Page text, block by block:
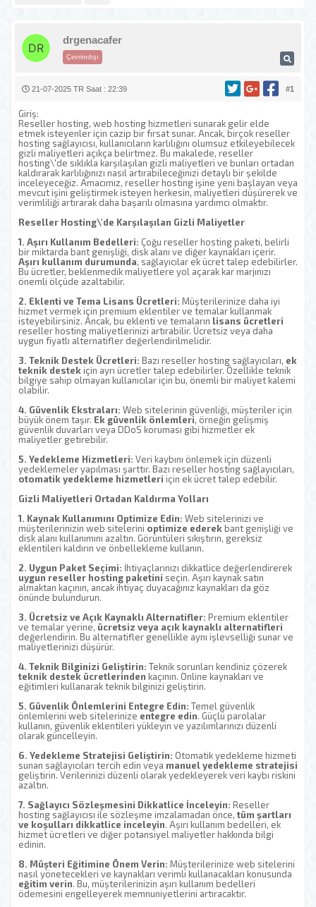
Çevrimdışı
drgenacafer
#1
21-07-2025 TR Saat : 22:39
Giriş:
Reseller hosting, web hosting hizmetleri sunarak gelir elde
etmek isteyenler için cazip bir fırsat sunar. Ancak, birçok reseller
hosting sağlayıcısı, kullanıcıların karlılığını olumsuz etkileyebilecek
gizli maliyetleri açıkça belirtmez. Bu makalede, reseller
hosting\'de sıklıkla karşılaşılan gizli maliyetleri ve bunları ortadan
kaldırarak karlılığınızı nasıl artırabileceğinizi detaylı bir şekilde
inceleyeceğiz. Amacımız, reseller hosting işine yeni başlayan veya
mevcut işini geliştirmek isteyen herkesin, maliyetleri düşürerek ve
verimliliği artırarak daha başarılı olmasına yardımcı olmaktır.
Reseller Hosting\'de Karşılaşılan Gizli Maliyetler
1. Aşırı Kullanım Bedelleri: Çoğu reseller hosting paketi, belirli
bir miktarda bant genişliği, disk alanı ve diğer kaynakları içerir.
Aşırı kullanım durumunda, sağlayıcılar ek ücret talep edebilirler.
Bu ücretler, beklenmedik maliyetlere yol açarak kar marjınızı
önemli ölçüde azaltabilir.
2. Eklenti ve Tema Lisans Ücretleri: Müşterilerinize daha iyi
hizmet vermek için premium eklentiler ve temalar kullanmak
isteyebilirsiniz. Ancak, bu eklenti ve temaların lisans ücretleri
reseller hosting maliyetlerinizi artırabilir. Ücretsiz veya daha
uygun fiyatlı alternatifler değerlendirilmelidir.
3. Teknik Destek Ücretleri: Bazı reseller hosting sağlayıcıları, ek
teknik destek için ayrı ücretler talep edebilirler. Özellikle teknik
bilgiye sahip olmayan kullanıcılar için bu, önemli bir maliyet kalemi
olabilir.
4. Güvenlik Ekstraları: Web sitelerinin güvenliği, müşteriler için
büyük önem taşır. Ek güvenlik önlemleri, örneğin gelişmiş
güvenlik duvarları veya DDoS koruması gibi hizmetler ek
maliyetler getirebilir.
5. Yedekleme Hizmetleri: Veri kaybını önlemek için düzenli
yedeklemeler yapılması şarttır. Bazı reseller hosting sağlayıcıları,
otomatik yedekleme hizmetleri için ek ücret talep edebilir.
Gizli Maliyetleri Ortadan Kaldırma Yolları
1. Kaynak Kullanımını Optimize Edin: Web sitelerinizi ve
müşterilerinizin web sitelerini optimize ederek bant genişliği ve
disk alanı kullanımını azaltın. Görüntüleri sıkıştırın, gereksiz
eklentileri kaldırın ve önbellekleme kullanın.
2. Uygun Paket Seçimi: İhtiyaçlarınızı dikkatlice değerlendirerek
uygun reseller hosting paketini seçin. Aşırı kaynak satın
almaktan kaçının, ancak ihtiyaç duyacağınız kaynakları da göz
önünde bulundurun.
3. Ücretsiz ve Açık Kaynaklı Alternatifler: Premium eklentiler
ve temalar yerine, ücretsiz veya açık kaynaklı alternatifleri
değerlendirin. Bu alternatifler genellikle aynı işlevselliği sunar ve
maliyetlerinizi düşürür.
4. Teknik Bilginizi Geliştirin: Teknik sorunları kendiniz çözerek
teknik destek ücretlerinden kaçının. Online kaynakları ve
eğitimleri kullanarak teknik bilginizi geliştirin.
5. Güvenlik Önlemlerini Entegre Edin: Temel güvenlik
önlemlerini web sitelerinize entegre edin. Güçlü parolalar
kullanın, güvenlik eklentileri yükleyin ve yazılımlarınızı düzenli
olarak güncelleyin.
6. Yedekleme Stratejisi Geliştirin: Otomatik yedekleme hizmeti
sunan sağlayıcıları tercih edin veya manuel yedekleme stratejisi
geliştirin. Verilerinizi düzenli olarak yedekleyerek veri kaybı riskini
azaltın.
7. Sağlayıcı Sözleşmesini Dikkatlice İnceleyin: Reseller
hosting sağlayıcısı ile sözleşme imzalamadan önce, tüm şartları
ve koşulları dikkatlice inceleyin. Aşırı kullanım bedelleri, ek
hizmet ücretleri ve diğer potansiyel maliyetler hakkında bilgi
edinin.
8. Müşteri Eğitimine Önem Verin: Müşterilerinize web sitelerini
nasıl yönetecekleri ve kaynakları verimli kullanacakları konusunda
eğitim verin. Bu, müşterilerinizin aşırı kullanım bedelleri
ödemesini engelleyerek memnuniyetlerini artıracaktır.